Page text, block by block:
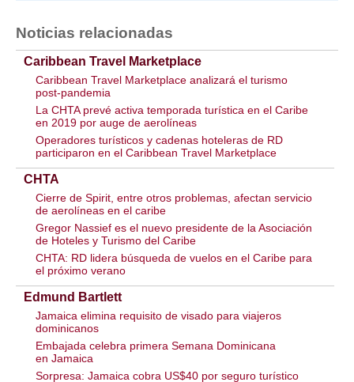
Noticias relacionadas
Caribbean Travel Marketplace
Caribbean Travel Marketplace analizará el turismo
post-pandemia
La CHTA prevé activa temporada turística en el Caribe
en 2019 por auge de aerolíneas
Operadores turísticos y cadenas hoteleras de RD
participaron en el Caribbean Travel Marketplace
CHTA
Cierre de Spirit, entre otros problemas, afectan servicio
de aerolíneas en el caribe
Gregor Nassief es el nuevo presidente de la Asociación
de Hoteles y Turismo del Caribe
CHTA: RD lidera búsqueda de vuelos en el Caribe para
el próximo verano
Edmund Bartlett
Jamaica elimina requisito de visado para viajeros
dominicanos
Embajada celebra primera Semana Dominicana
en Jamaica
Sorpresa: Jamaica cobra US$40 por seguro turístico